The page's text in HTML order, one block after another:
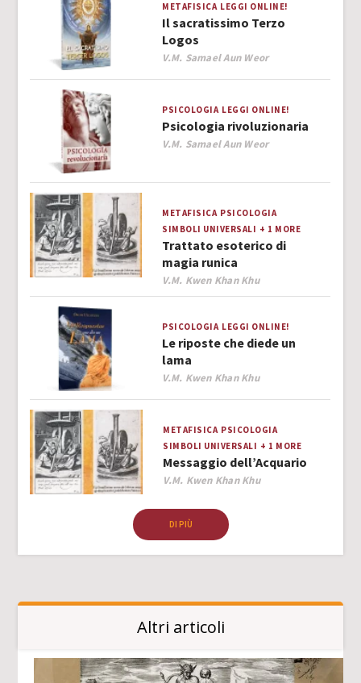
METAFISICA LEGGI ONLINE!
Il sacratissimo Terzo
Logos
Author
V.M. Samael Aun Weor
PSICOLOGIA LEGGI ONLINE!
Psicologia rivoluzionaria
Author
V.M. Samael Aun Weor
METAFISICA PSICOLOGIA
SIMBOLI UNIVERSALI + 1 MORE
Trattato esoterico di
magia runica
Author
V.M. Kwen Khan Khu
PSICOLOGIA LEGGI ONLINE!
Le riposte che diede un
lama
Author
V.M. Kwen Khan Khu
METAFISICA PSICOLOGIA
SIMBOLI UNIVERSALI + 1 MORE
Messaggio dell’Acquario
Author
V.M. Kwen Khan Khu
DI PIÙ
Altri articoli